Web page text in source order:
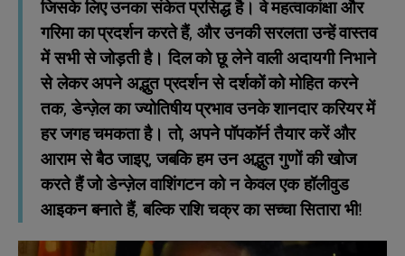
जिसके लिए उनका संकेत प्रसिद्ध है। वे महत्वाकांक्षा और
गरिमा का प्रदर्शन करते हैं, और उनकी सरलता उन्हें वास्तव
में सभी से जोड़ती है। दिल को छू लेने वाली अदायगी निभाने
से लेकर अपने अद्भुत प्रदर्शन से दर्शकों को मोहित करने
तक, डेन्ज़ेल का ज्योतिषीय प्रभाव उनके शानदार करियर में
हर जगह चमकता है। तो, अपने पॉपकॉर्न तैयार करें और
आराम से बैठ जाइए, जबकि हम उन अद्भुत गुणों की खोज
करते हैं जो डेन्ज़ेल वाशिंगटन को न केवल एक हॉलीवुड
आइकन बनाते हैं, बल्कि राशि चक्र का सच्चा सितारा भी!